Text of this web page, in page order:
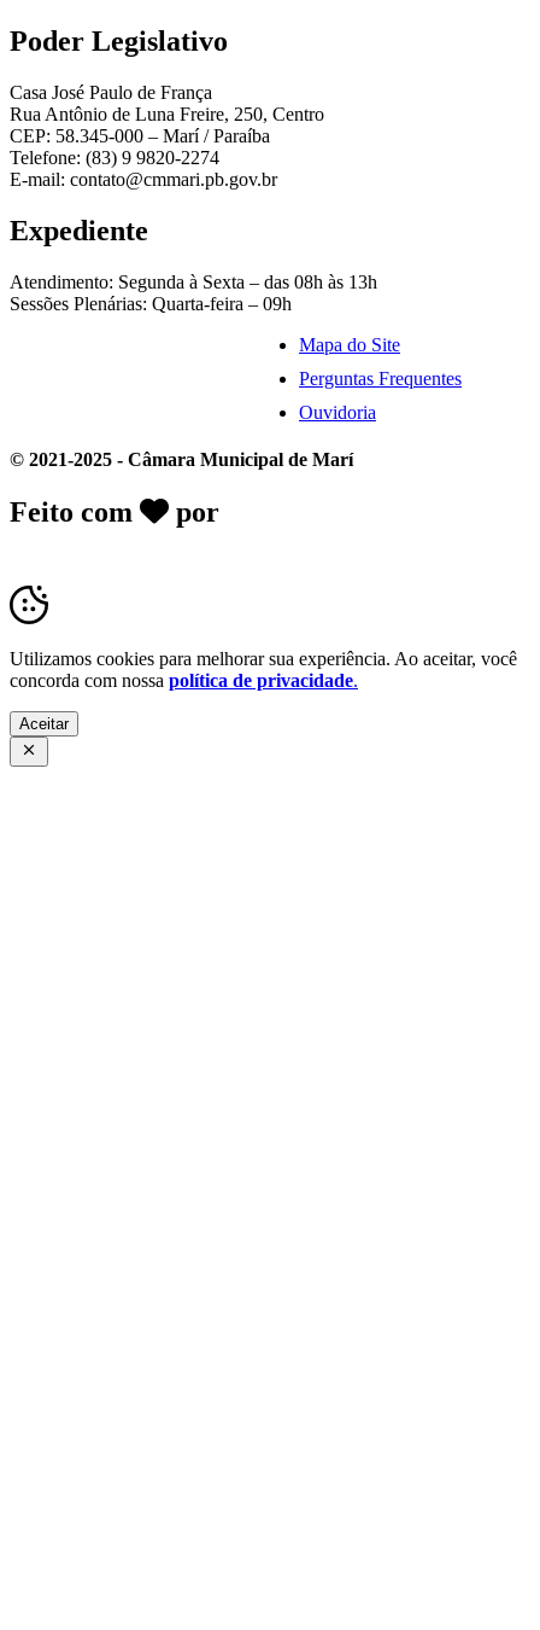
Poder Legislativo
Casa José Paulo de França
Rua Antônio de Luna Freire, 250, Centro
CEP: 58.345-000 – Marí / Paraíba
Telefone: (83) 9 9820-2274
E-mail: contato@cmmari.pb.gov.br
Expediente
Atendimento: Segunda à Sexta – das 08h às 13h
Sessões Plenárias: Quarta-feira – 09h
Mapa do Site
Perguntas Frequentes
Ouvidoria
© 2021-2025 - Câmara Municipal de Marí
Feito com por
Utilizamos cookies para melhorar sua experiência. Ao aceitar, você
concorda com nossa política de privacidade.
Aceitar